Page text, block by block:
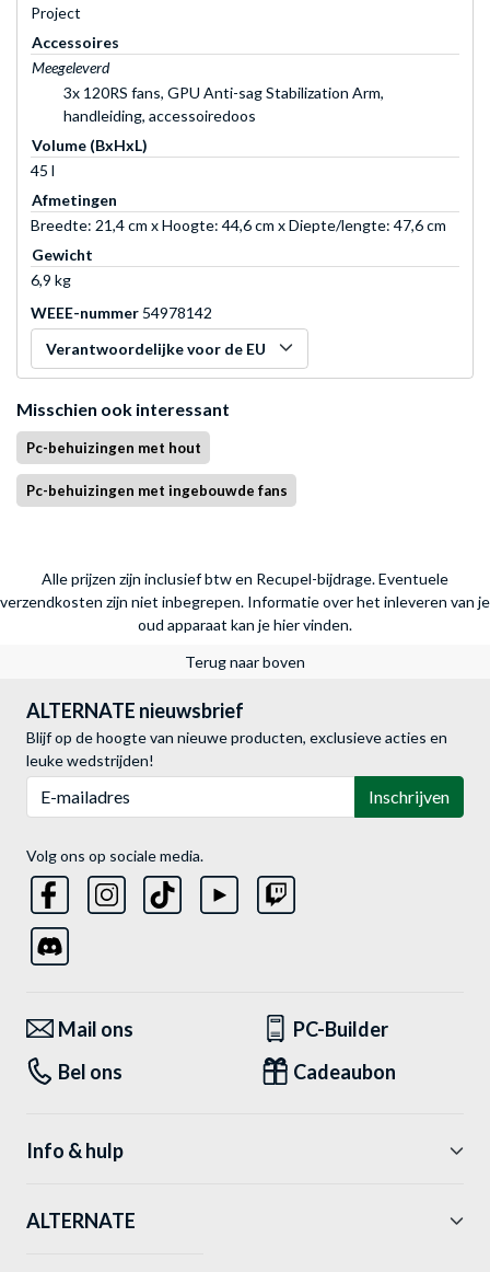
Project
Accessoires
Meegeleverd
3x 120RS fans, GPU Anti-sag Stabilization Arm,
handleiding, accessoiredoos
Volume (BxHxL)
45 l
Afmetingen
Breedte: 21,4 cm x Hoogte: 44,6 cm x Diepte/lengte: 47,6 cm
Gewicht
6,9 kg
WEEE-nummer 54978142
Verantwoordelijke voor de EU
Misschien ook interessant
Pc-behuizingen met hout
Pc-behuizingen met ingebouwde fans
Alle prijzen zijn inclusief btw en Recupel-bijdrage. Eventuele
verzendkosten zijn niet inbegrepen. Informatie over het inleveren van je
oud apparaat kan je hier vinden.
Terug naar boven
ALTERNATE nieuwsbrief
Blijf op de hoogte van nieuwe producten, exclusieve acties en
leuke wedstrijden!
Inschrijven
Volg ons op sociale media.
Mail ons
PC-Builder
Bel ons
Cadeaubon
Info & hulp
ALTERNATE